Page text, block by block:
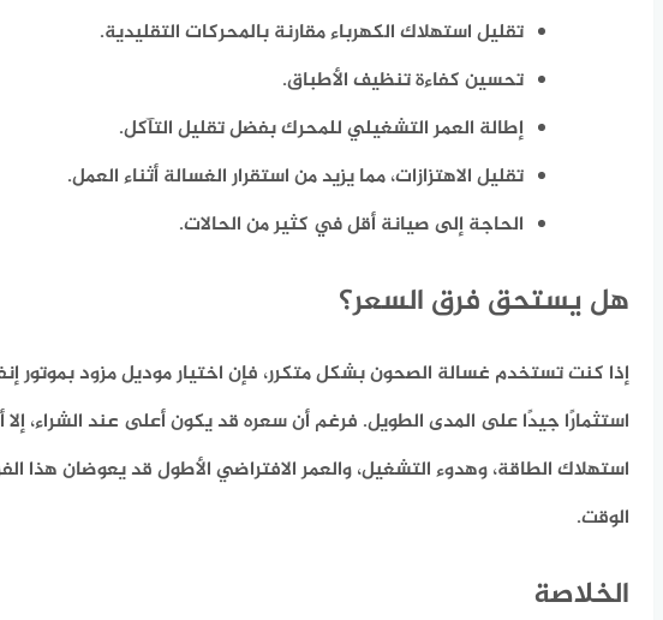
تقليل استهلاك الكهرباء مقارنة بالمحركات التقليدية.
تحسين كفاءة تنظيف الأطباق.
إطالة العمر التشغيلي للمحرك بفضل تقليل التآكل.
تقليل الاهتزازات، مما يزيد من استقرار الغسالة أثناء العمل.
الحاجة إلى صيانة أقل في كثير من الحالات.
هل يستحق فرق السعر؟
إذا كنت تستخدم غسالة الصحون بشكل متكرر، فإن اختيار موديل مزود بموتور
استثمارًا جيدًا على المدى الطويل. فرغم أن سعره قد يكون أعلى عند الشراء،
استهلاك الطاقة، وهدوء التشغيل، والعمر الافتراضي الأطول قد يعوضان هذا
الوقت.
الخلاصة